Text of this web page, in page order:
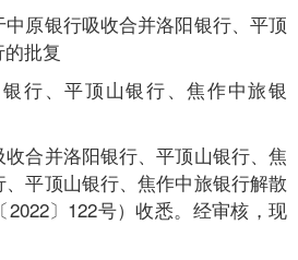
原银行吸收合并洛阳银行、平顶
批复
、平顶山银行、焦作中旅银
合并洛阳银行、平顶山银行、焦
平顶山银行、焦作中旅银行解散
〕122号）收悉。经审核，现